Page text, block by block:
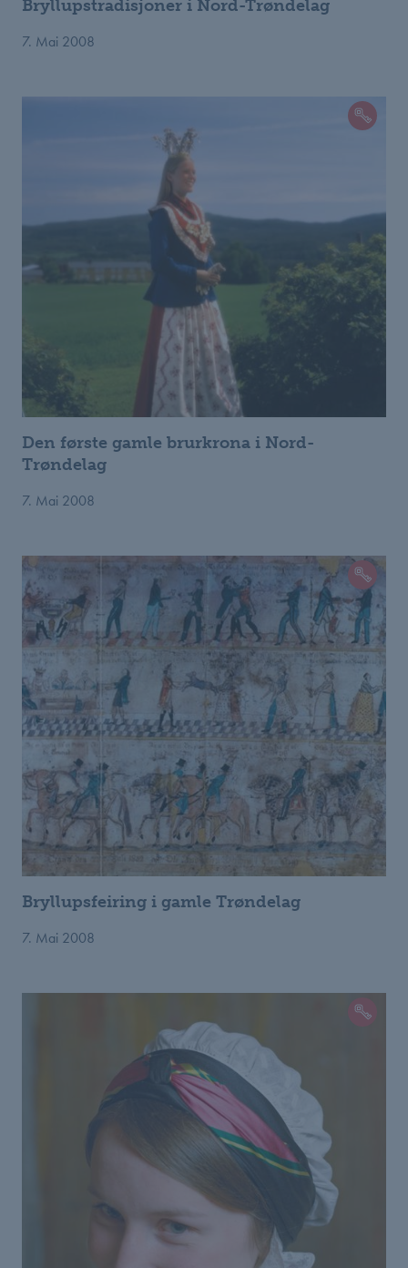
Bryllupstradisjoner i Nord-Trøndelag
7. Mai 2008
Den første gamle brurkrona i Nord-
Trøndelag
7. Mai 2008
Bryllupsfeiring i gamle Trøndelag
7. Mai 2008